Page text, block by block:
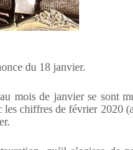
du 18 janvier.
mois de janvier se sont
les chiffres de février 2020